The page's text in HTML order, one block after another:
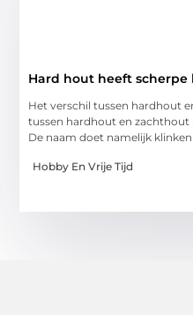
Hard hout heeft scherpe
Het verschil tussen hardhout
tussen hardhout en zachthout
De naam doet namelijk
Hobby En Vrije Tijd